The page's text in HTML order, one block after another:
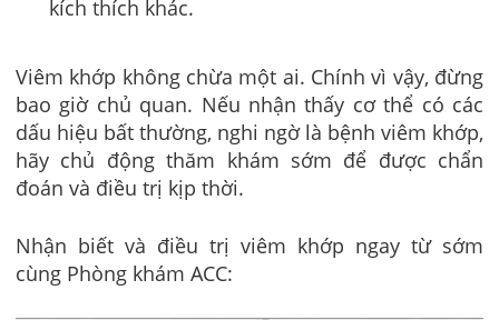
kích thích khác.
Viêm khớp không chừa một ai. Chính vì vậy, đừng
bao giờ chủ quan. Nếu nhận thấy cơ thể có các
dấu hiệu bất thường, nghi ngờ là bệnh viêm khớp,
hãy chủ động thăm khám sớm để được chẩn
đoán và điều trị kịp thời.
Nhận biết và điều trị viêm khớp ngay từ sớm
cùng Phòng khám ACC: